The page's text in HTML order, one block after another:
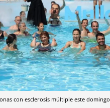
con esclerosis múltiple este domingo